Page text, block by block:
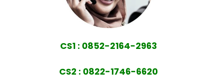
CS1 : 0852-2164-2963
CS2 : 0822-1746-6620